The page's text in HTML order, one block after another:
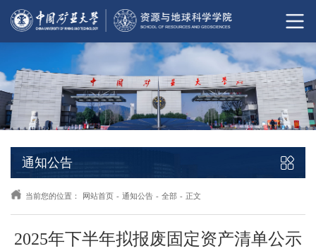
通知公告
当前您的位置： 网站首页 - 通知公告 - 全部 - 正文
2025年下半年拟报废固定资产清单公示